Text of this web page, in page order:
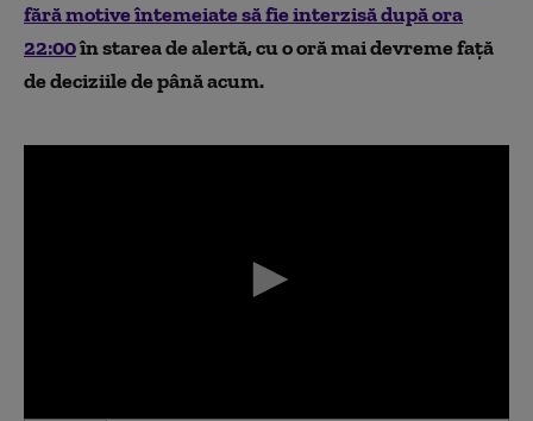
fără motive întemeiate să fie interzisă după ora
22:00în starea de alertă, cu o oră mai devreme față
de deciziile de până acum.